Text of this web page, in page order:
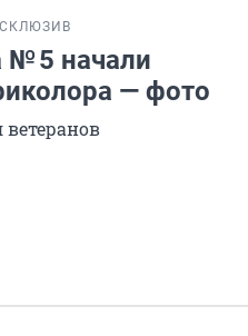
5 начали
— фото